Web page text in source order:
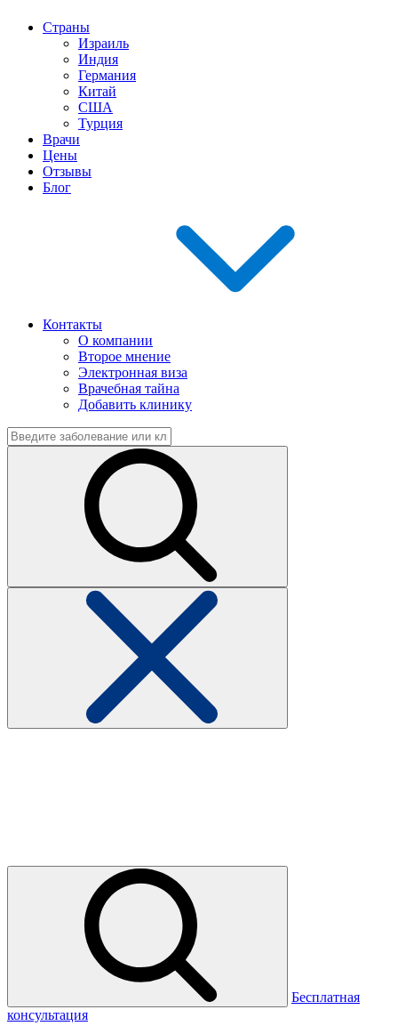
Страны
Израиль
Индия
Германия
Китай
США
Турция
Врачи
Цены
Отзывы
Блог
Контакты
О компании
Второе мнение
Электронная виза
Врачебная тайна
Добавить клинику
Бесплатная
консультация